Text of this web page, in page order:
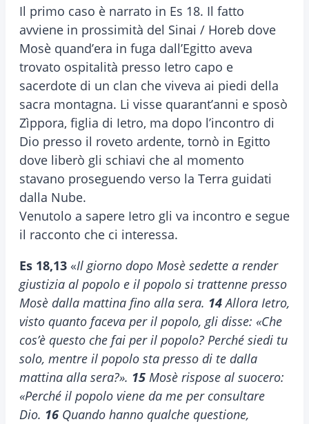
Il primo caso è narrato in Es 18. Il fatto
avviene in prossimità del Sinai / Horeb dove
Mosè quand’era in fuga dall’Egitto aveva
trovato ospitalità presso Ietro capo e
sacerdote di un clan che viveva ai piedi della
sacra montagna. Li visse quarant’anni e sposò
Zìppora, figlia di Ietro, ma dopo l’incontro di
Dio presso il roveto ardente, tornò in Egitto
dove liberò gli schiavi che al momento
stavano proseguendo verso la Terra guidati
dalla Nube.
Venutolo a sapere Ietro gli va incontro e segue
il racconto che ci interessa.
Es 18,13 «Il giorno dopo Mosè sedette a render
giustizia al popolo e il popolo si trattenne presso
Mosè dalla mattina fino alla sera. 14Allora Ietro,
visto quanto faceva per il popolo, gli disse: «Che
cos’è questo che fai per il popolo? Perché siedi tu
solo, mentre il popolo sta presso di te dalla
mattina alla sera?». 15 Mosè rispose al suocero:
«Perché il popolo viene da me per consultare
Dio. 16 Quando hanno qualche questione,